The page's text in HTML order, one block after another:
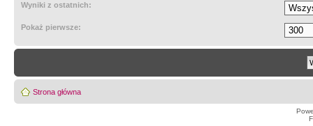
Wyniki z ostatnich:
Pokaż pierwsze:
Strona główna